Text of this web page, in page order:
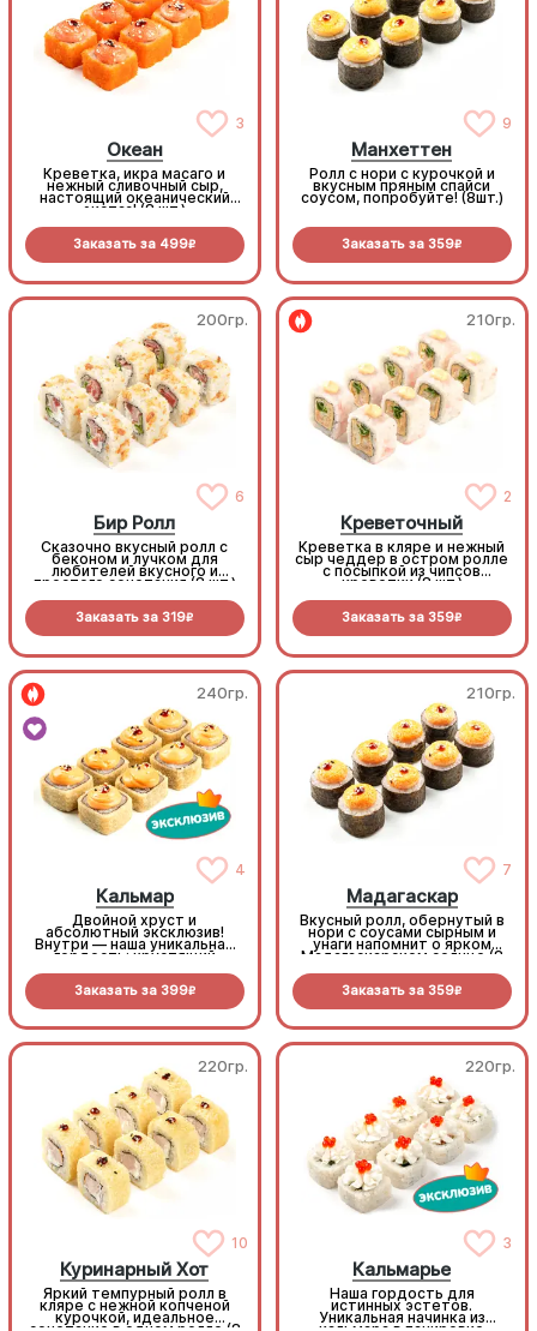
3
Океан
Креветка, икра масаго и
нежный сливочный сыр,
настоящий океанический
экстаз! (8 шт.)
Заказать за 499R
9
Манхеттен
Ролл с нори с курочкой и
вкусным пряным спайси
соусом, попробуйте! (8шт.)
Заказать за 359R
200гр.
6
Бир Ролл
Сказочно вкусный ролл с
беконом и лучком для
любителей вкусного и
простого сочетания (8 шт.)
Заказать за 319R
210гр.
2
Креветочный
Креветка в кляре и нежный
сыр чеддер в остром ролле
с посыпкой из чипсов
креветки (8 шт.)
Заказать за 359R
240гр.
4
Кальмар
Двойной хруст и
абсолютный эксклюзив!
Внутри — наша уникальная
гордость: хрустящий
и зеленым луком. Снаружи
— горячая золотистая
темпура. Щедро поливаем
сладким Унаги - объедение
(8 шт.)
Заказать за 399R
210гр.
7
Мадагаскар
Вкусный ролл, обернутый в
нори с соусами сырным и
унаги напомнит о ярком
Мадагаскарском солнце (8
Заказать за 359R
220гр.
10
Куринарный Хот
Яркий темпурный ролл в
кляре с нежной копченой
курочкой, идеальное
220гр.
3
Кальмарье
Наша гордость для
истинных эстетов.
Уникальная начинка из